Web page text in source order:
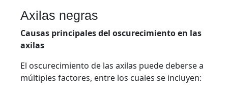
Axilas negras
Causas principales del oscurecimiento en las
axilas
El oscurecimiento de las axilas puede deberse a
múltiples factores, entre los cuales se incluyen: